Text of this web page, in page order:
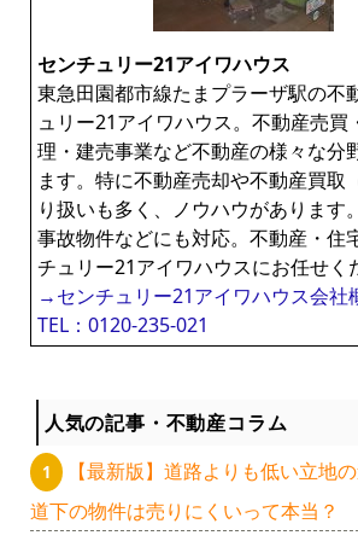
センチュリー21アイワハウス
東急田園都市線たまプラーザ駅の不
ュリー21アイワハウス。不動産売買
理・建売事業など不動産の様々な分
ます。特に不動産売却や不動産買取
り扱いも多く、ノウハウがあります
事故物件などにも対応。不動産・住
チュリー21アイワハウスにお任せく
→センチュリー21アイワハウス会社
TEL：0120-235-021
人気の記事・不動産コラム
【最新版】道路よりも低い立地
道下の物件は売りにくいって本当？